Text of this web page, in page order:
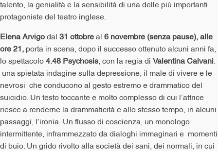
talento, la genialità e la sensibilità di una delle più importanti
protagoniste del teatro inglese.
Elena Arvigo dal 31 ottobre al 6 novembre (senza pause), alle
ore 21, porta in scena, dopo il successo ottenuto alcuni anni fa,
lo spettacolo 4.48 Psychosis , con la regia di Valentina Calvani:
una spietata indagine sulla depressione, il male di vivere e le
nevrosi che conducono al gesto estremo e drammatico del
suicidio. Un testo toccante e molto complesso di cui l’attrice
riesce a renderne la drammaticità e allo stesso tempo, in alcuni
passaggi, l’ironia. Un flusso di coscienza, un monologo
intermittente, inframmezzato da dialoghi immaginari e momenti
di buio. Un grido rivolto alla società dei sani, dei normali, in cui